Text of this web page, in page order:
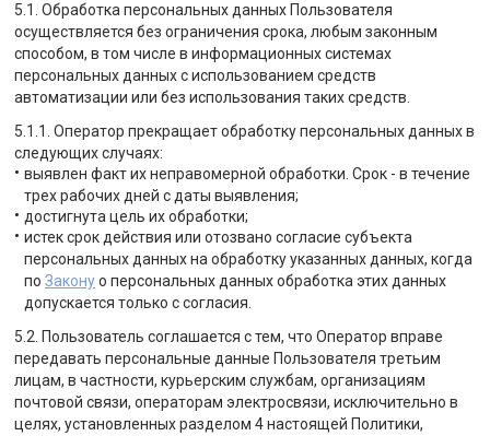
5.1. Обработка персональных данных Пользователя
осуществляется без ограничения срока, любым законным
способом, в том числе в информационных системах
персональных данных с использованием средств
автоматизации или без использования таких средств.
5.1.1. Оператор прекращает обработку персональных данных в
следующих случаях:
выявлен факт их неправомерной обработки. Срок - в течение
трех рабочих дней с даты выявления;
достигнута цель их обработки;
истек срок действия или отозвано согласие субъекта
персональных данных на обработку указанных данных, когда
по Законуо персональных данных обработка этих данных
допускается только с согласия.
5.2. Пользователь соглашается с тем, что Оператор вправе
передавать персональные данные Пользователя третьим
лицам, в частности, курьерским службам, организациям
почтовой связи, операторам электросвязи, исключительно в
целях, установленных разделом 4 настоящей Политики,